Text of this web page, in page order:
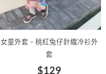
女童外套 – 桃紅兔仔針織冷衫外
套
$129
在
產
頁
面
選